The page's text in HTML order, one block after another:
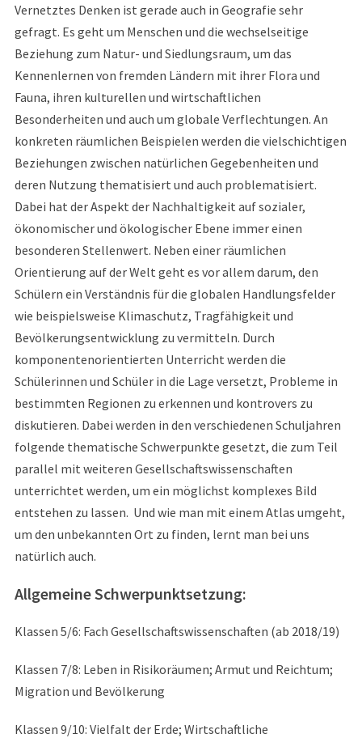
Vernetztes Denken ist gerade auch in Geografie sehr
gefragt. Es geht um Menschen und die wechselseitige
Beziehung zum Natur- und Siedlungsraum, um das
Kennenlernen von fremden Ländern mit ihrer Flora und
Fauna, ihren kulturellen und wirtschaftlichen
Besonderheiten und auch um globale Verflechtungen. An
konkreten räumlichen Beispielen werden die vielschichtigen
Beziehungen zwischen natürlichen Gegebenheiten und
deren Nutzung thematisiert und auch problematisiert.
Dabei hat der Aspekt der Nachhaltigkeit auf sozialer,
ökonomischer und ökologischer Ebene immer einen
besonderen Stellenwert. Neben einer räumlichen
Orientierung auf der Welt geht es vor allem darum, den
Schülern ein Verständnis für die globalen Handlungsfelder
wie beispielsweise Klimaschutz, Tragfähigkeit und
Bevölkerungsentwicklung zu vermitteln. Durch
komponentenorientierten Unterricht werden die
Schülerinnen und Schüler in die Lage versetzt, Probleme in
bestimmten Regionen zu erkennen und kontrovers zu
diskutieren. Dabei werden in den verschiedenen Schuljahren
folgende thematische Schwerpunkte gesetzt, die zum Teil
parallel mit weiteren Gesellschaftswissenschaften
unterrichtet werden, um ein möglichst komplexes Bild
entstehen zu lassen. Und wie man mit einem Atlas umgeht,
um den unbekannten Ort zu finden, lernt man bei uns
natürlich auch.
Allgemeine Schwerpunktsetzung:
Klassen 5/6: Fach Gesellschaftswissenschaften (ab 2018/19)
Klassen 7/8: Leben in Risikoräumen; Armut und Reichtum;
Migration und Bevölkerung
Klassen 9/10: Vielfalt der Erde; Wirtschaftliche